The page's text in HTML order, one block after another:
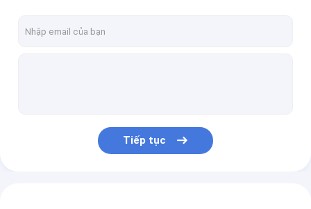
4 Hộp thông gió Hộp đường sắt Toa xe Thép hàn vòng cung Mái che Xe lửa
Xe goòng xe lửa Bogie ba trục 120 tấn Xe tải hạng nặng cho toa xe thang
100t Tải trọng Đường sắt Xe lửa Toa xe Bogie Ba trục Kết cấu gia cố
Tiếp tục